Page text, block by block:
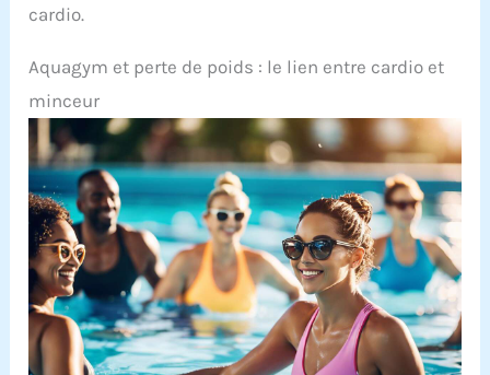
cardio.
Aquagym et perte de poids : le lien entre cardio et
minceur